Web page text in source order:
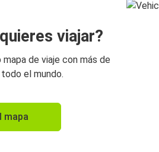
viajar?
de viaje con más de
el mundo.
mapa